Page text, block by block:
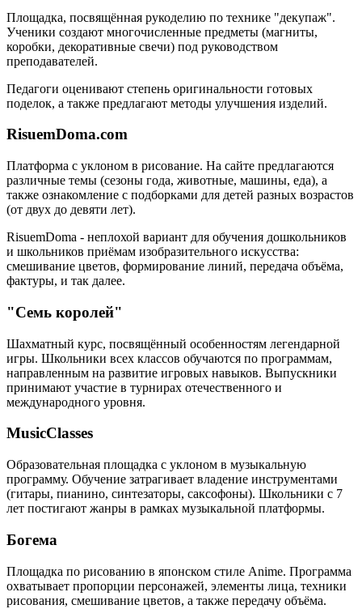
Площадка, посвящённая рукоделию по технике "декупаж".
Ученики создают многочисленные предметы (магниты,
коробки, декоративные свечи) под руководством
преподавателей.
Педагоги оценивают степень оригинальности готовых
поделок, а также предлагают методы улучшения изделий.
RisuemDoma.com
Платформа с уклоном в рисование. На сайте предлагаются
различные темы (сезоны года, животные, машины, еда), а
также ознакомление с подборками для детей разных возрастов
(от двух до девяти лет).
RisuemDoma - неплохой вариант для обучения дошкольников
и школьников приёмам изобразительного искусства:
смешивание цветов, формирование линий, передача объёма,
фактуры, и так далее.
"Семь королей"
Шахматный курс, посвящённый особенностям легендарной
игры. Школьники всех классов обучаются по программам,
направленным на развитие игровых навыков. Выпускники
принимают участие в турнирах отечественного и
международного уровня.
MusicClasses
Образовательная площадка с уклоном в музыкальную
программу. Обучение затрагивает владение инструментами
(гитары, пианино, синтезаторы, саксофоны). Школьники с 7
лет постигают жанры в рамках музыкальной платформы.
Богема
Площадка по рисованию в японском стиле Anime. Программа
охватывает пропорции персонажей, элементы лица, техники
рисования, смешивание цветов, а также передачу объёма.